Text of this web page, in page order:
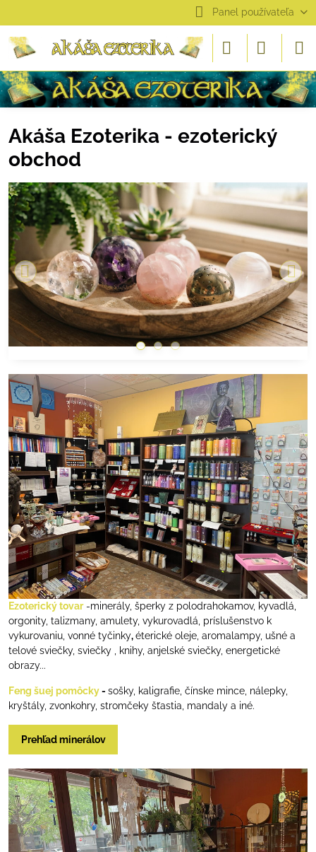
Panel používateľa
Akáša Ezoterika - ezoterický
obchod
Ezoterický tovar-minerály, šperky z polodrahokamov, kyvadlá,
orgonity, talizmany, amulety, vykurovadlá, príslušenstvo k
vykurovaniu, vonné tyčinky,éterické oleje, aromalampy, ušné a
telové sviečky, sviečky , knihy, anjelské sviečky, energetické
obrazy...
Feng šuej pomôcky- sošky, kaligrafie, čínske mince, nálepky,
kryštály, zvonkohry, stromčeky šťastia, mandaly a iné.
Prehľad minerálov